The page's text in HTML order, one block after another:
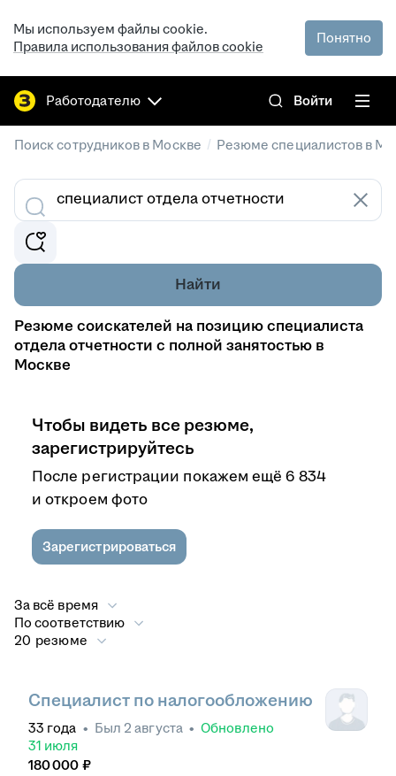
Мы используем файлы cookie.
Правила использования файлов cookie
Понятно
Работодателю Войти
Поиск сотрудников в Москве / Резюме специалистов в
Найти
Резюме соискателей на позицию специалиста
отдела отчетности с полной занятостью в
Москве
Чтобы видеть все резюме,
зарегистрируйтесь
После регистрации покажем ещё 6 834
и откроем фото
Зарегистрироваться
За всё время
По соответствию
20 резюме
Специалист по налогообложению
33 года • Был 2 августа • Обновлено
31 июля
180 000 ₽